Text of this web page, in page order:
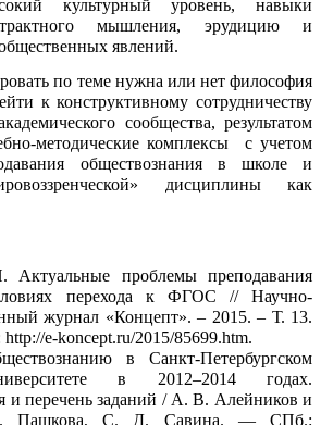
культурный уровень, навыки
мышления, эрудицию и
явлений.
по теме нужна или нет философия
к конструктивному сотрудничеству
сообщества, результатом
методические комплексы с учетом
обществознания в школе и
дисциплины как
проблемы преподавания
перехода к ФГОС // Научно-
журнал «Концепт». – 2015. – Т. 13.
e-koncept.ru/2015/85699.htm.
в Санкт-Петербургском
в 2012–2014 годах.
и перечень заданий / А. В. Алейников и
Пашкова, С. Д. Савина. — СПб.: